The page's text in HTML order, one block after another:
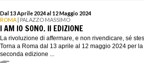
Dal 13 Aprile 2024 al 12 Maggio 2024
ROMA | PALAZZO MASSIMO
I AM IO SONO. II EDIZIONE
La rivoluzione di affermare, e non rivendicare, sé
Torna a Roma dal 13 aprile al 12 maggio 2024 per la
seconda edizione ...